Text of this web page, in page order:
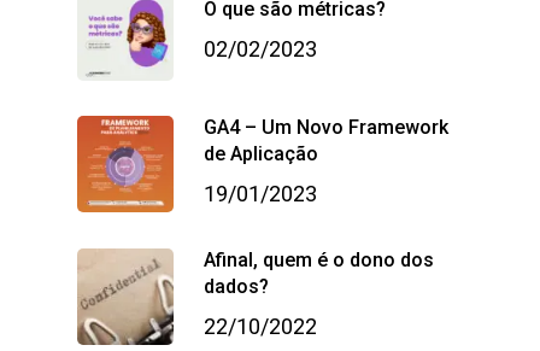
O que são métricas?
02/02/2023
GA4 – Um Novo Framework
de Aplicação
19/01/2023
Afinal, quem é o dono dos
dados?
22/10/2022